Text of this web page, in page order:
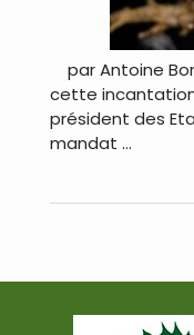
par Antoine
cette
président des
mandat …